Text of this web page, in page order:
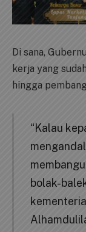
Di sana,
kerja yang
hingga
“Kalau
bolak-